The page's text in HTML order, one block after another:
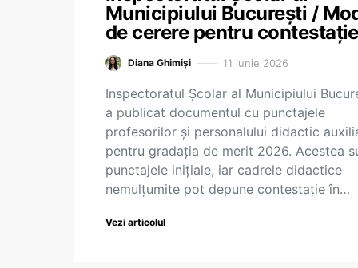
Municipiului București /
de cerere pentru contestație
Diana Ghimiși 11 iunie 2026
Inspectoratul Școlar al Municipiului
a publicat documentul cu punctajele
profesorilor și personalului didactic
pentru gradația de merit 2026. Acestea
punctajele inițiale, iar cadrele didactice
nemulțumite pot depune contestație în…
Vezi articolul